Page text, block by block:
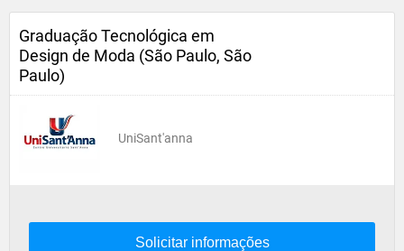
Graduação Tecnológica em
Design de Moda (São Paulo, São
Paulo)
UniSant'anna
Solicitar informações